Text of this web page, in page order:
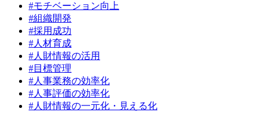
#モチベーション向上
#組織開発
#採用成功
#人材育成
#人財情報の活用
#目標管理
#人事業務の効率化
#人事評価の効率化
#人財情報の一元化・見える化